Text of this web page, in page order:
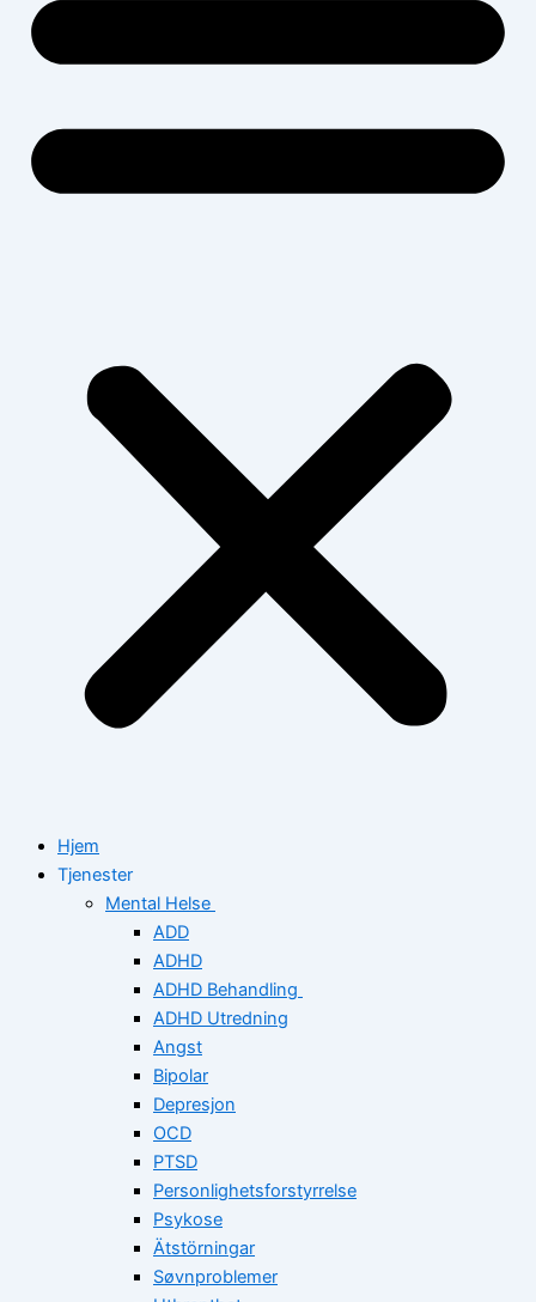
Hjem
Tjenester
Mental Helse
ADD
ADHD
ADHD Behandling
ADHD Utredning
Angst
Bipolar
Depresjon
OCD
PTSD
Personlighetsforstyrrelse
Psykose
Ätstörningar
Søvnproblemer